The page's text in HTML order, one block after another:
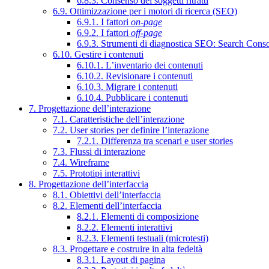
6.9. Ottimizzazione per i motori di ricerca (SEO)
6.9.1. I fattori on-page
6.9.2. I fattori off-page
6.9.3. Strumenti di diagnostica SEO: Search
6.10. Gestire i contenuti
6.10.1. L’inventario dei contenuti
6.10.2. Revisionare i contenuti
6.10.3. Migrare i contenuti
6.10.4. Pubblicare i contenuti
7. Progettazione dell’interazione
7.1. Caratteristiche dell’interazione
7.2. User stories per definire l’interazione
7.2.1. Differenza tra scenari e user stories
7.3. Flussi di interazione
7.4. Wireframe
7.5. Prototipi interattivi
8. Progettazione dell’interfaccia
8.1. Obiettivi dell’interfaccia
8.2. Elementi dell’interfaccia
8.2.1. Elementi di composizione
8.2.2. Elementi interattivi
8.2.3. Elementi testuali (microtesti)
8.3. Progettare e costruire in alta fedeltà
8.3.1. Layout di pagina